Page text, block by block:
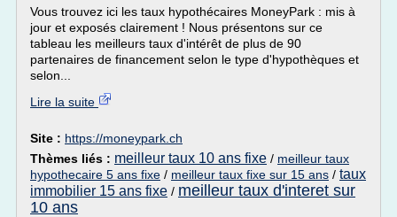
Vous trouvez ici les taux hypothécaires MoneyPark : mis à
jour et exposés clairement ! Nous présentons sur ce
tableau les meilleurs taux d'intérêt de plus de 90
partenaires de financement selon le type d'hypothèques et
selon...
Lire la suite
Site : https://moneypark.ch
Thèmes liés : meilleur taux 10 ans fixe / meilleur taux
hypothecaire 5 ans fixe / meilleur taux fixe sur 15 ans / taux
immobilier 15 ans fixe / meilleur taux d'interet sur
10 ans